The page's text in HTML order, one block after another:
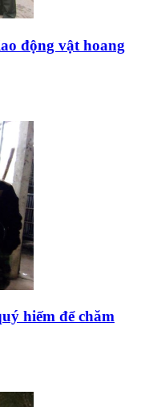
động vật hoang
hiếm để chăm